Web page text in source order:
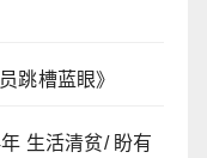
跳槽蓝眼》
生活清贫/ 盼有